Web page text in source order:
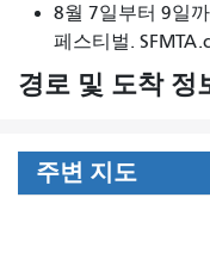
8월 7일부터 9일
페스티벌.
경로 및 도착 정
주변 지도